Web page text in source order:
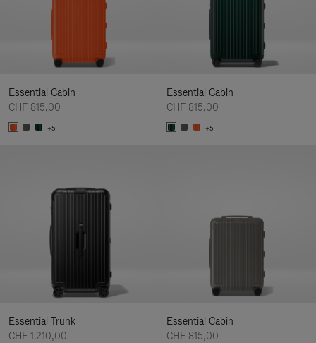
Essential Cabin
CHF 815,00
+5
Essential Cabin
CHF 815,00
+5
Essential Trunk
CHF 1.210,00
Essential Cabin
CHF 815,00